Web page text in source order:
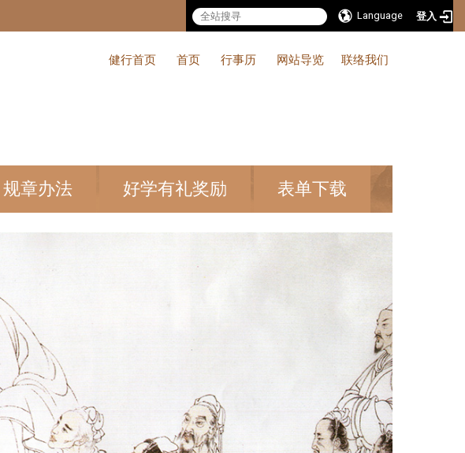
Language 登入
健行首页 首页 行事历 网站导览 联络我们
规章办法 好学有礼奖励 表单下载